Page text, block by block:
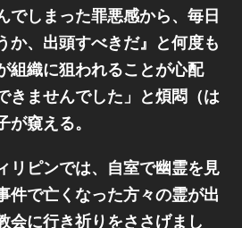
でしまった罪悪感から、毎日
か、出頭すべきだ』と何度も
組織に狙われることが心配
きませんでした」と煩悶（は
窺える。
リピンでは、自室で幽霊を見
件で亡くなった方々の霊が出
会に行き祈りをささげまし